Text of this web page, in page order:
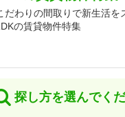
だわりの間取りで新生活を
の賃貸物件特集
探し方を選んでく